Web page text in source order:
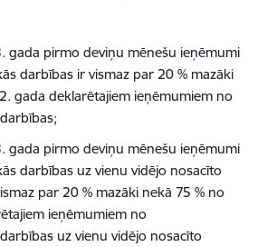
gada pirmo deviņu mēnešu ieņēmumi
darbības ir vismaz par 20 % mazāki
gada deklarētajiem ieņēmumiem no
gada pirmo deviņu mēnešu ieņēmumi
darbības uz vienu vidējo nosacīto
par 20 % mazāki nekā 75 % no
ieņēmumiem no
uz vienu vidējo nosacīto